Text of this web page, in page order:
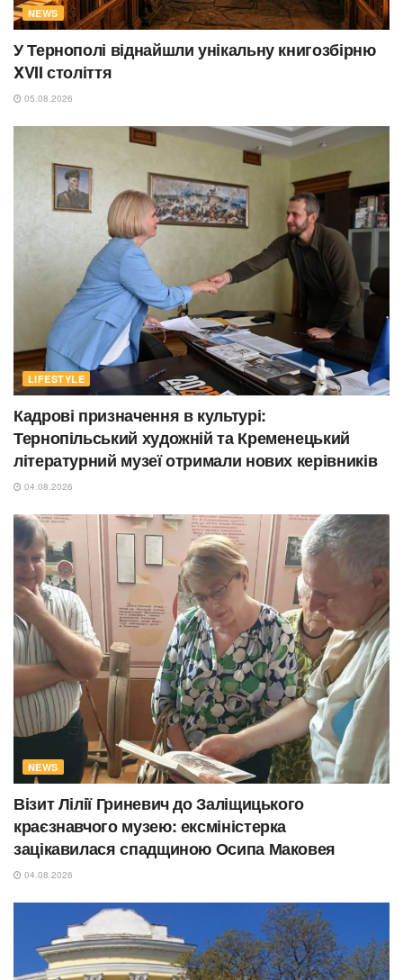
NEWS
У Тернополі віднайшли унікальну книгозбірню
XVII століття
05.08.2026
LIFESTYLE
Кадрові призначення в культурі:
Тернопільський художній та Кременецький
літературний музеї отримали нових керівників
04.08.2026
NEWS
Візит Лілії Гриневич до Заліщицького
краєзнавчого музею: ексміністерка
зацікавилася спадщиною Осипа Маковея
04.08.2026